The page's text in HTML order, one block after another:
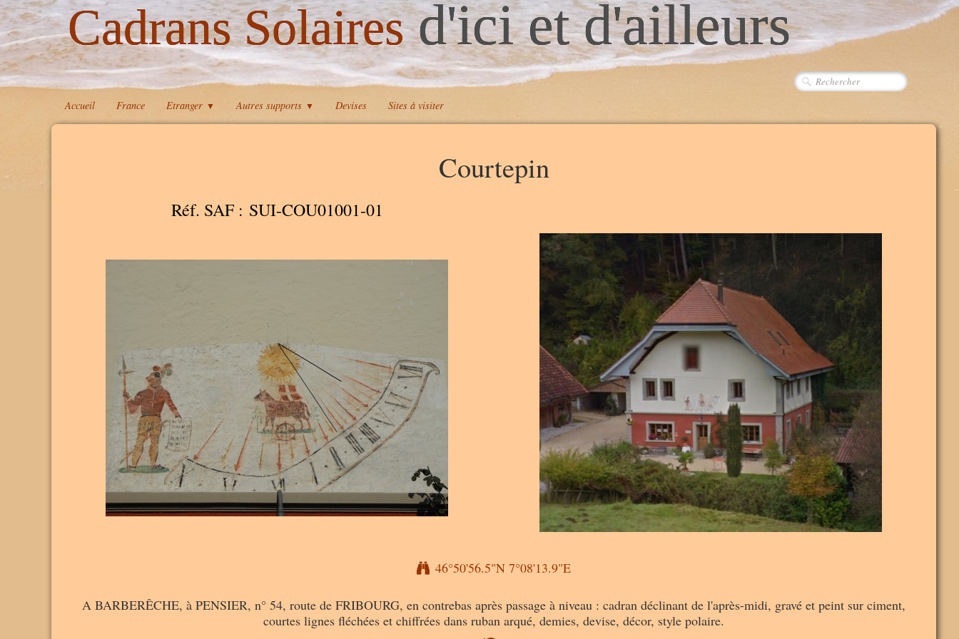
Cadrans Solairesd'ici et d'ailleurs
Accueil France Etranger ▼ Autres supports ▼ Devises Sites à visiter
Courtepin
Réf. SAF : SUI-COU01001-01 A
46°50'56.5"N 7°08'13.9"E
A BARBERÊCHE, à PENSIER, n° 54, route de FRIBOURG, en contrebas après passage à niveau : cadran déclinant de l'après-midi, gravé et peint sur ciment,
courtes lignes fléchées et chiffrées dans ruban arqué, demies, devise, décor, style polaire.